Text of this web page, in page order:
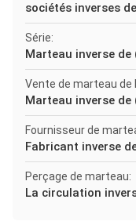
sociétés inverses
Série:
Marteau inverse de
Vente de marteau de
Marteau inverse de
Fournisseur de
Fabricant inverse
Perçage de marteau:
La circulation